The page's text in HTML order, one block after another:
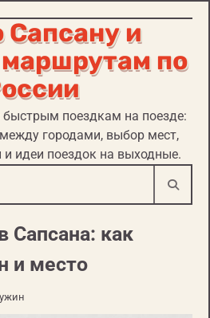
Сапсану и
по
поездкам на поезде:
городами, выбор мест,
и идеи поездок на выходные.
Сапсана: как
и место